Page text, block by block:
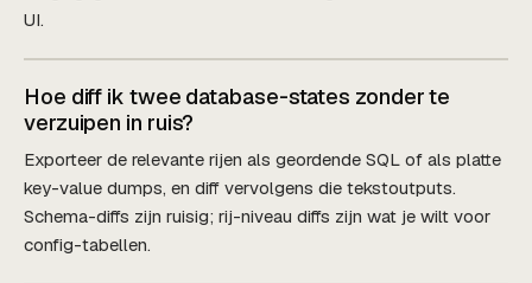
UI.
Hoe diff ik twee database-states zonder te
verzuipen in ruis?
Exporteer de relevante rijen als geordende SQL of als platte
key-value dumps, en diff vervolgens die tekstoutputs.
Schema-diffs zijn ruisig; rij-niveau diffs zijn wat je wilt voor
config-tabellen.